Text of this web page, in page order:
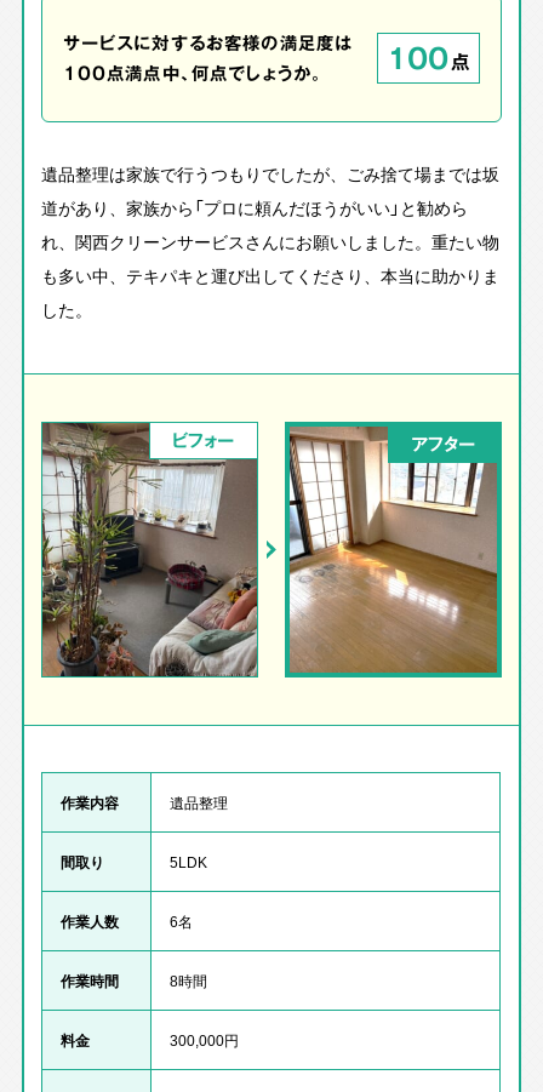
サービスに対するお客様の満足度は
100点満点中、何点でしょうか。
100点
遺品整理は家族で行うつもりでしたが、ごみ捨て場までは坂
道があり、家族から「プロに頼んだほうがいい」と勧めら
れ、関西クリーンサービスさんにお願いしました。重たい物
も多い中、テキパキと運び出してくださり、本当に助かりま
した。
ビフォー アフター
作業内容 遺品整理
間取り 5LDK
作業人数 6名
作業時間 8時間
料金 300,000円